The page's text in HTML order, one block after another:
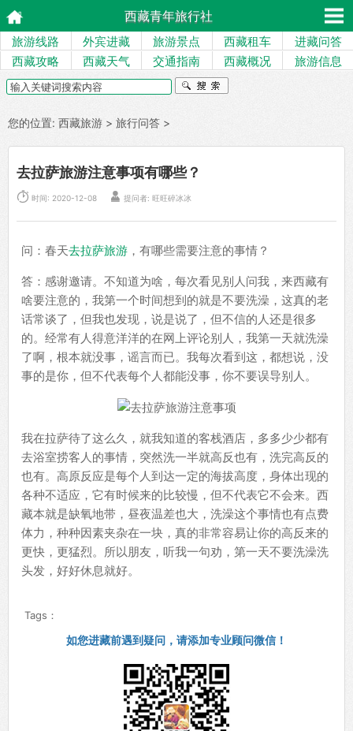
西藏青年旅行社
旅游线路 外宾进藏 旅游景点 西藏租车
进藏问答
西藏攻略
西藏天气 交通指南 西藏概况 旅游信息
您的位置: 西藏旅游 > 旅行问答 >
去拉萨旅游注意事项有哪些？
 时间: 2020-12-08  提问者: 旺旺碎冰冰
问：春天去拉萨旅游 ，有哪些需要注意的事情？
答：感谢邀请。不知道为啥，每次看见别人问我，来西藏有
啥要注意的，我第一个时间想到的就是不要洗澡，这真的老
话常谈了，但我也发现，说是说了，但不信的人还是很多
的。经常有人得意洋洋的在网上评论别人，我第一天就洗澡
了啊，根本就没事，谣言而已。我每次看到这，都想说，没
事的是你，但不代表每个人都能没事，你不要误导别人。
我在拉萨待了这么久，就我知道的客栈酒店，多多少少都有
去浴室捞客人的事情，突然洗一半就高反也有，洗完高反的
也有。高原反应是每个人到达一定的海拔高度，身体出现的
各种不适应，它有时候来的比较慢，但不代表它不会来。西
藏本就是缺氧地带，昼夜温差也大，洗澡这个事情也有点费
体力，种种因素夹杂在一块，真的非常容易让你的高反来的
更快，更猛烈。所以朋友，听我一句劝，第一天不要洗澡洗
头发，好好休息就好。
Tags：
如您进藏前遇到疑问，请添加专业顾问微信！